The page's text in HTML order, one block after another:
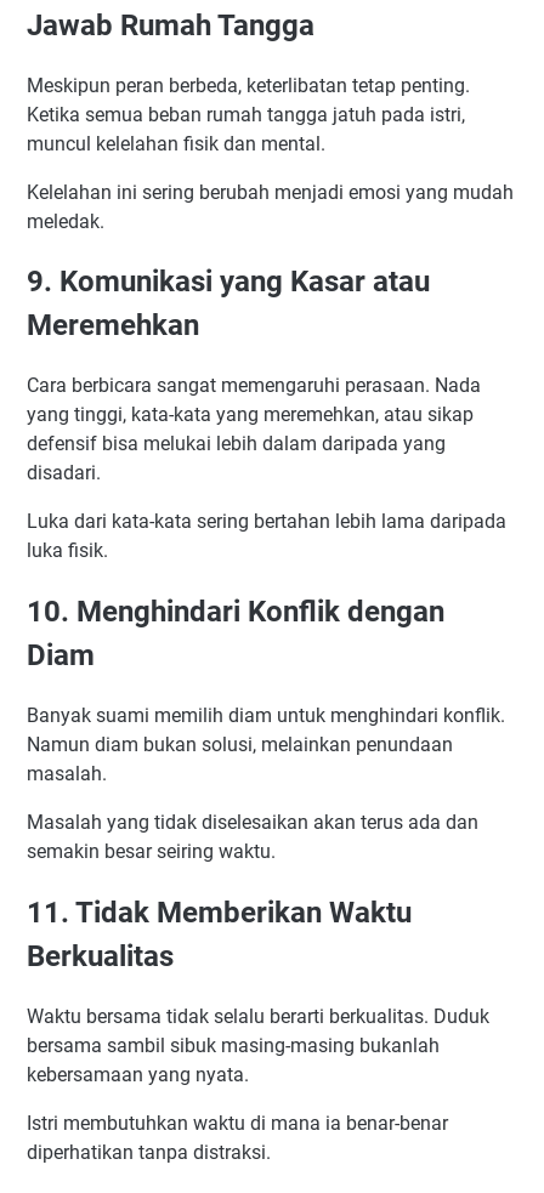
Jawab Rumah Tangga
Meskipun peran berbeda, keterlibatan tetap penting.
Ketika semua beban rumah tangga jatuh pada istri,
muncul kelelahan fisik dan mental.
Kelelahan ini sering berubah menjadi emosi yang mudah
meledak.
9. Komunikasi yang Kasar atau
Meremehkan
Cara berbicara sangat memengaruhi perasaan. Nada
yang tinggi, kata-kata yang meremehkan, atau sikap
defensif bisa melukai lebih dalam daripada yang
disadari.
Luka dari kata-kata sering bertahan lebih lama daripada
luka fisik.
10. Menghindari Konflik dengan
Diam
Banyak suami memilih diam untuk menghindari konflik.
Namun diam bukan solusi, melainkan penundaan
masalah.
Masalah yang tidak diselesaikan akan terus ada dan
semakin besar seiring waktu.
11. Tidak Memberikan Waktu
Berkualitas
Waktu bersama tidak selalu berarti berkualitas. Duduk
bersama sambil sibuk masing-masing bukanlah
kebersamaan yang nyata.
Istri membutuhkan waktu di mana ia benar-benar
diperhatikan tanpa distraksi.